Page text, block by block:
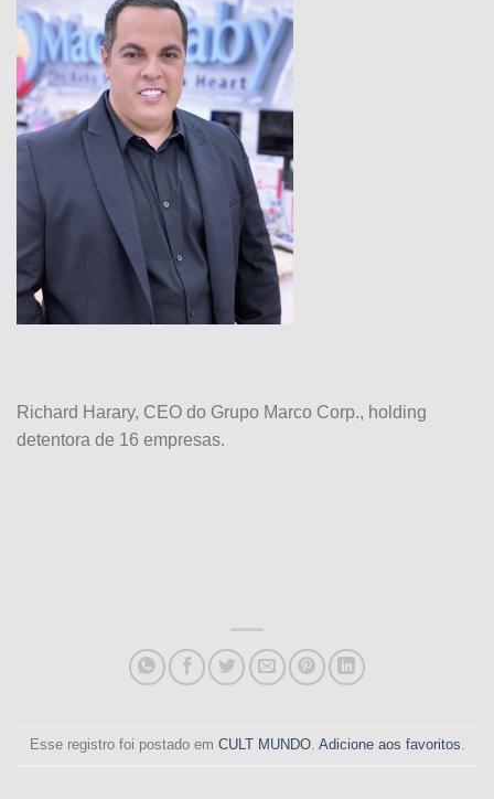
Richard Harary, CEO do Grupo Marco Corp., holding
detentora de 16 empresas.
Esse registro foi postado em CULT MUNDO. Adicione aos favoritos.